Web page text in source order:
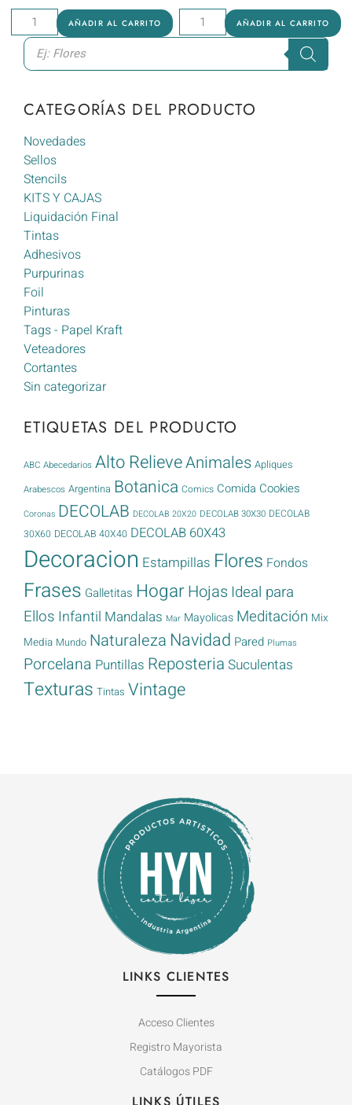
CATEGORÍAS DEL PRODUCTO
Novedades
Sellos
Stencils
KITS Y CAJAS
Liquidación Final
Tintas
Adhesivos
Purpurinas
Foil
Pinturas
Tags - Papel Kraft
Veteadores
Cortantes
Sin categorizar
ETIQUETAS DEL PRODUCTO
ABC Abecedarios Alto RelieveAnimales Apliques
Arabescos Argentina Botanica Comics Comida Cookies
Coronas DECOLAB DECOLAB 20X20 DECOLAB 30X30 DECOLAB
30X60 DECOLAB 40X40 DECOLAB 60X43
Decoracion Estampillas Flores Fondos
Frases Galletitas HogarHojasIdeal para
Ellos Infantil Mandalas Mar Mayolicas Meditación Mix
Media Mundo Naturaleza Navidad Pared Plumas
Porcelana Puntillas Reposteria Suculentas
Texturas Tintas Vintage
AÑADIR AL CARRITO AÑADIR AL CARRITO
LINKS CLIENTES
Acceso Clientes
Registro Mayorista
Catálogos PDF